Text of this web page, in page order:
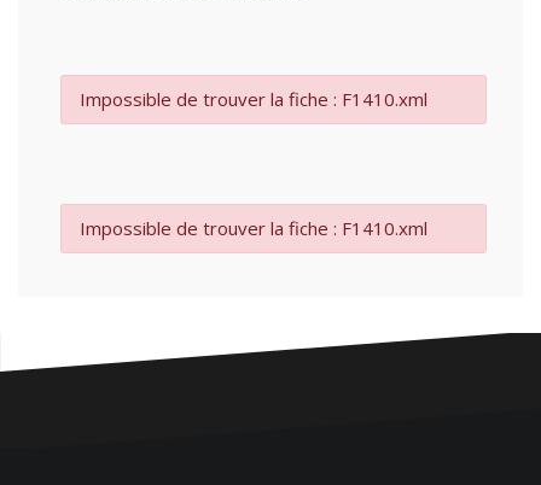
Impossible de trouver la fiche : F1410.xml
Impossible de trouver la fiche : F1410.xml